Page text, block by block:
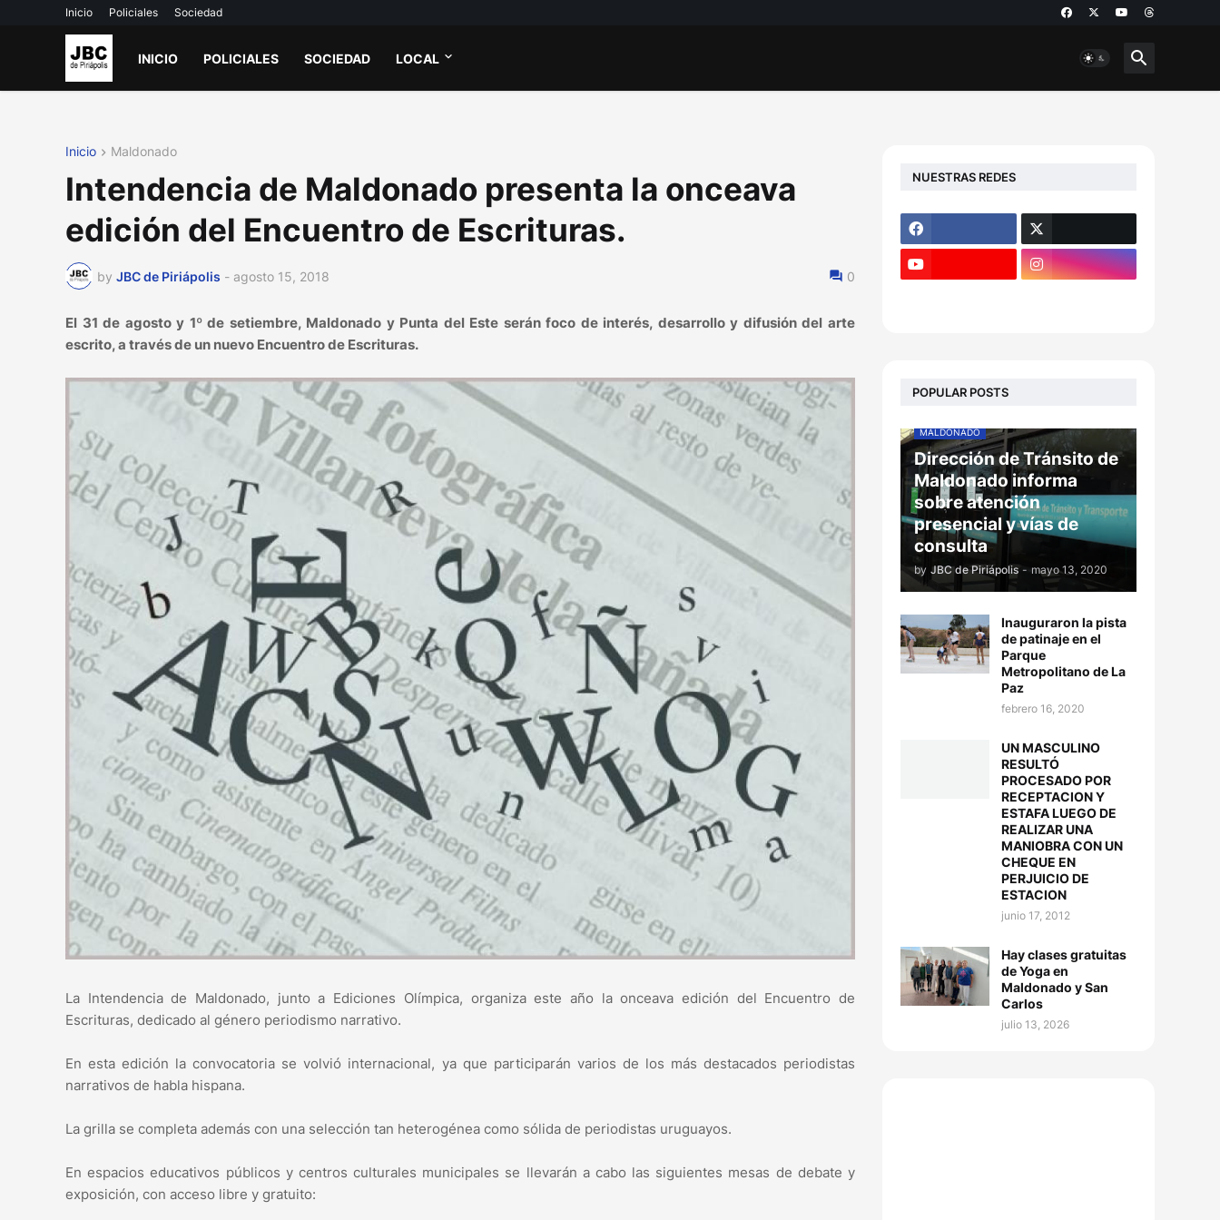
Inicio Policiales Sociedad
INICIO POLICIALES SOCIEDAD LOCAL
Inicio Maldonado
Intendencia de Maldonado presenta la onceava
edición del Encuentro de Escrituras.
by JBC de Piriápolis - agosto 15, 2018 0
El 31 de agosto y 1º de setiembre, Maldonado y Punta del Este serán foco de interés, desarrollo y difusión del arte
escrito, a través de un nuevo Encuentro de Escrituras.
La Intendencia de Maldonado, junto a Ediciones Olímpica, organiza este año la onceava edición del Encuentro de
Escrituras, dedicado al género periodismo narrativo.
En esta edición la convocatoria se volvió internacional, ya que participarán varios de los más destacados periodistas
narrativos de habla hispana.
La grilla se completa además con una selección tan heterogénea como sólida de periodistas uruguayos.
En espacios educativos públicos y centros culturales municipales se llevarán a cabo las siguientes mesas de debate y
exposición, con acceso libre y gratuito:
NUESTRAS REDES
POPULAR POSTS
MALDONADO
Dirección de Tránsito de
Maldonado informa
sobre atención
presencial y vías de
consulta
by JBC de Piriápolis - mayo 13, 2020
Inauguraron la pista
de patinaje en el
Parque
Metropolitano de La
Paz
febrero 16, 2020
UN MASCULINO
RESULTÓ
PROCESADO POR
RECEPTACION Y
ESTAFA LUEGO DE
REALIZAR UNA
MANIOBRA CON UN
CHEQUE EN
PERJUICIO DE
ESTACION
junio 17, 2012
Hay clases gratuitas
de Yoga en
Maldonado y San
Carlos
julio 13, 2026